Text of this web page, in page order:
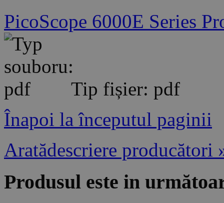
PicoScope 6000E Series
Tip fișier: pdf
Înapoi la începutul paginii
Aratădescriere producători
Produsul este in